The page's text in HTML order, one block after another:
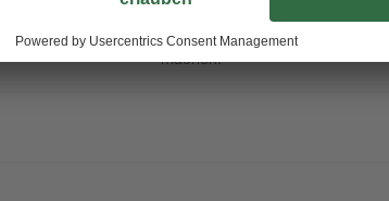
Bändern WBH, Iso-Satinato-
ist die perfekte Wahl, um dein
machen.